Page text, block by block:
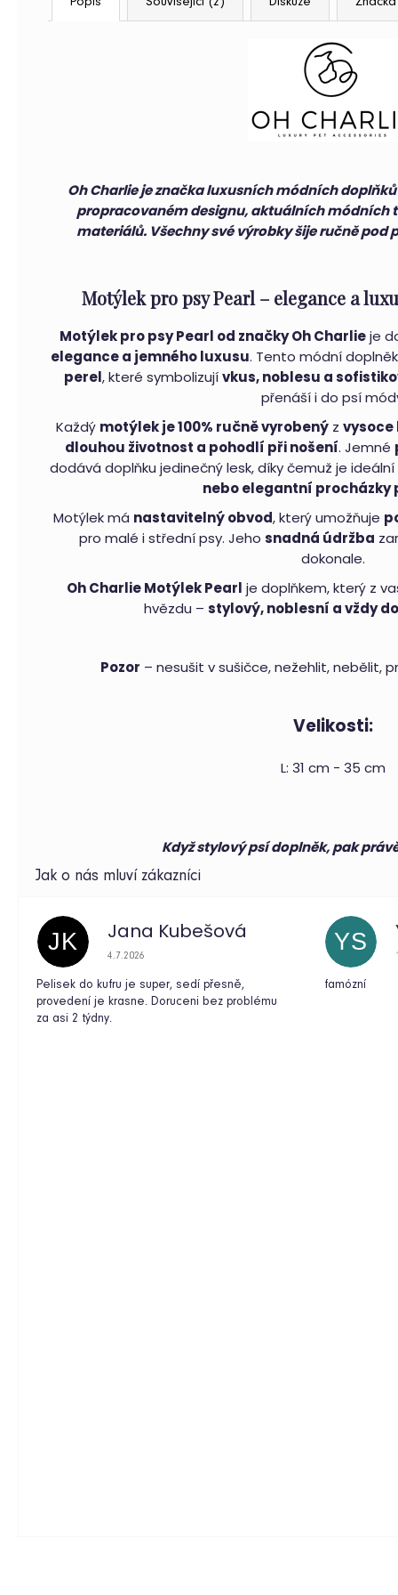
Oh Charlie je značka luxusních módních
propracovaném designu, aktuálních módních
materiálů. Všechny své výrobky šije ručně pod
Motýlek pro psy Pearl – elegance a
Motýlek pro psy Pearl od značky Oh Charlieje
elegance a jemného luxusu. Tento módní
perel, které symbolizujívkus, noblesu a
přenáší i do psí
Každý motýlek je 100% ručně vyrobený z
dlouhou životnost a pohodlí při nošení. Jemné
dodává doplňku jedinečný lesk, díky čemuž je ideální
nebo elegantní procházky
Motýlek má nastavitelný obvod, který umožňuje
pro malé i střední psy. Jeho snadná údržba
dokonale.
Oh Charlie Motýlek Pearl je doplňkem, který z
hvězdu – stylový, noblesní a vždy
Pozor – nesušit v sušičce, nežehlit, nebělit,
Velikosti:
L: 31 cm - 35 cm
Když stylový psí doplněk, pak
JK Jana Kubešová
Hodnocení obchodu je 5 z 5 hvězdiček.
4.7.2026
Pelisek do kufru je super, sedí přesně,
provedení je krasne. Doruceni bez problému
za asi 2 týdny.
YS
famózní
pro
psy
Royal
Shara
Beige
790
postroj
Pepper
ružová
4